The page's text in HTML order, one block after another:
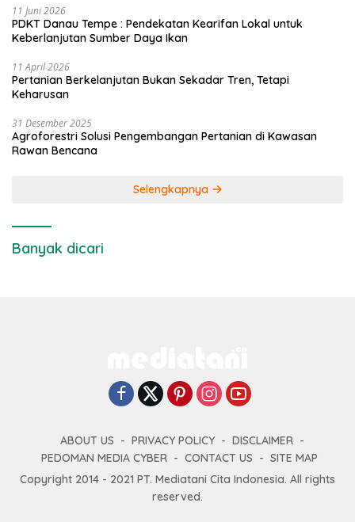
11 Juni 2026
PDKT Danau Tempe : Pendekatan Kearifan Lokal untuk
Keberlanjutan Sumber Daya Ikan
11 April 2026
Pertanian Berkelanjutan Bukan Sekadar Tren, Tetapi
Keharusan
31 Desember 2025
Agroforestri Solusi Pengembangan Pertanian di Kawasan
Rawan Bencana
Selengkapnya
Banyak dicari
ABOUT US PRIVACY POLICY
DISCLAIMER
PEDOMAN MEDIA CYBER
CONTACT US
SITE MAP
Copyright 2014 - 2021 PT. Mediatani Cita Indonesia. All rights
reserved.